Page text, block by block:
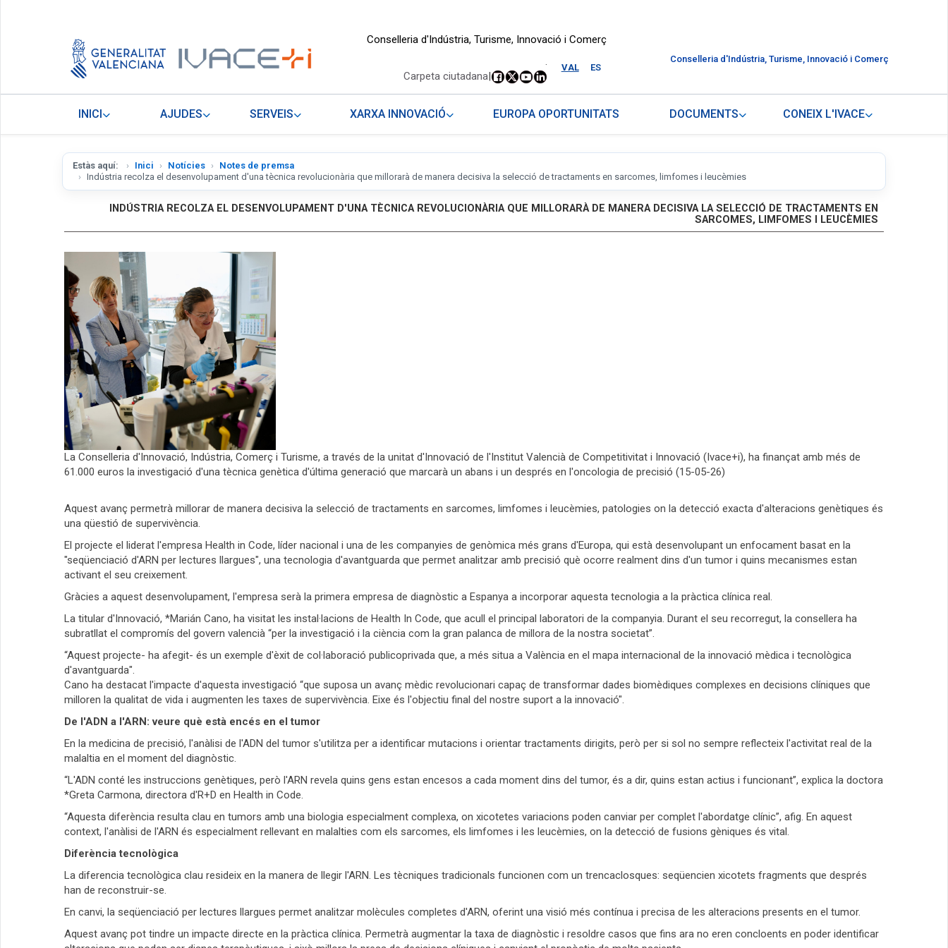
Conselleria d'Indústria, Turisme, Innovació i Comerç
VAL ES
.
Carpeta ciutadana|
Conselleria d'Indústria, Turisme, Innovació i Comerç
INICI AJUDES SERVEIS XARXA INNOVACIÓ EUROPA OPORTUNITATS DOCUMENTS CONEIX L'IVACE
Estàs aquí: Inici Notícies
Notes de premsa
Indústria recolza el desenvolupament d'una tècnica revolucionària que millorarà de manera decisiva la selecció de tractaments en sarcomes, limfomes i leucèmies
INDÚSTRIA RECOLZA EL DESENVOLUPAMENT D'UNA TÈCNICA REVOLUCIONÀRIA QUE MILLORARÀ DE MANERA DECISIVA LA SELECCIÓ DE TRACTAMENTS EN
SARCOMES, LIMFOMES I LEUCÈMIES
La Conselleria d'Innovació, Indústria, Comerç i Turisme, a través de la unitat d'Innovació de l'Institut Valencià de Competitivitat i Innovació (Ivace+i), ha finançat amb més de
61.000 euros la investigació d'una tècnica genètica d'última generació que marcarà un abans i un després en l'oncologia de precisió (15-05-26)
Aquest avanç permetrà millorar de manera decisiva la selecció de tractaments en sarcomes, limfomes i leucèmies, patologies on la detecció exacta d'alteracions genètiques és
una qüestió de supervivència.
El projecte el liderat l'empresa Health in Code, líder nacional i una de les companyies de genòmica més grans d'Europa, qui està desenvolupant un enfocament basat en la
"seqüenciació d'ARN per lectures llargues", una tecnologia d'avantguarda que permet analitzar amb precisió què ocorre realment dins d'un tumor i quins mecanismes estan
activant el seu creixement.
Gràcies a aquest desenvolupament, l'empresa serà la primera empresa de diagnòstic a Espanya a incorporar aquesta tecnologia a la pràctica clínica real.
La titular d'Innovació, *Marián Cano, ha visitat les instal·lacions de Health In Code, que acull el principal laboratori de la companyia. Durant el seu recorregut, la consellera ha
subratllat el compromís del govern valencià “per la investigació i la ciència com la gran palanca de millora de la nostra societat”.
“Aquest projecte- ha afegit- és un exemple d'èxit de col·laboració publicoprivada que, a més situa a València en el mapa internacional de la innovació mèdica i tecnològica
d'avantguarda".
Cano ha destacat l'impacte d'aquesta investigació “que suposa un avanç mèdic revolucionari capaç de transformar dades biomèdiques complexes en decisions clíniques que
milloren la qualitat de vida i augmenten les taxes de supervivència. Eixe és l'objectiu final del nostre suport a la innovació".
De l'ADN a l'ARN: veure què està encés en el tumor
En la medicina de precisió, l'anàlisi de l'ADN del tumor s'utilitza per a identificar mutacions i orientar tractaments dirigits, però per si sol no sempre reflecteix l'activitat real de la
malaltia en el moment del diagnòstic.
“L'ADN conté les instruccions genètiques, però l'ARN revela quins gens estan encesos a cada moment dins del tumor, és a dir, quins estan actius i funcionant”, explica la doctora
*Greta Carmona, directora d'R+D en Health in Code.
“Aquesta diferència resulta clau en tumors amb una biologia especialment complexa, on xicotetes variacions poden canviar per complet l'abordatge clínic”, afig. En aquest
context, l'anàlisi de l'ARN és especialment rellevant en malalties com els sarcomes, els limfomes i les leucèmies, on la detecció de fusions gèniques és vital.
Diferència tecnològica
La diferencia tecnològica clau resideix en la manera de llegir l'ARN. Les tècniques tradicionals funcionen com un trencaclosques: seqüencien xicotets fragments que després
han de reconstruir-se.
En canvi, la seqüenciació per lectures llargues permet analitzar molècules completes d'ARN, oferint una visió més contínua i precisa de les alteracions presents en el tumor.
Aquest avanç pot tindre un impacte directe en la pràctica clínica. Permetrà augmentar la taxa de diagnòstic i resoldre casos que fins ara no eren concloents en poder identificar